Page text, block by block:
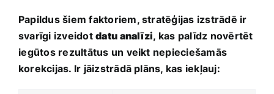
Papildus šiem faktoriem, stratēģijas izstrādē ir
svarīgi‍ izveidotdatu ⁤analīzi, kas⁤ palīdz novērtēt
⁣iegūtos rezultātus un veikt nepieciešamās
korekcijas. Ir jāizstrādā plāns, ‍kas iekļauj: